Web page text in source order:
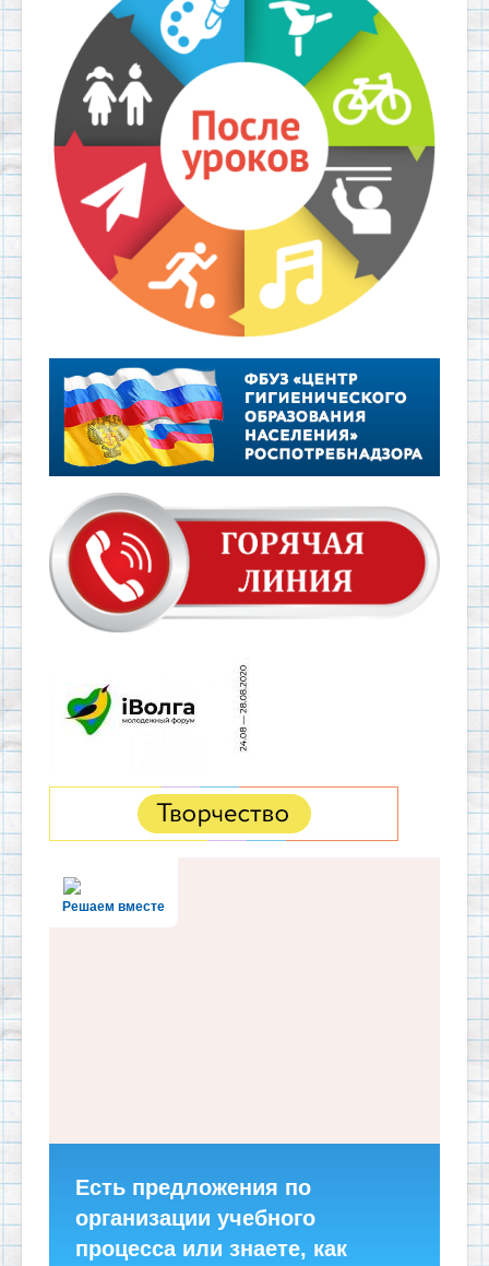
Решаем вместе
Есть предложения по
организации учебного
процесса или знаете, как